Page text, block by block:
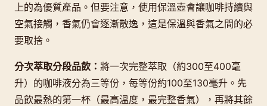
上的為優質產品。但要注意，使用保溫壺會讓咖啡持續與
空氣接觸，香氣仍會逐漸散逸，這是保溫與香氣之間的必
要取捨。
分次萃取分段品飲： 將一次完整萃取（約300至400毫
升）的咖啡液分為三等份，每等份約100至130毫升。先
品飲最熱的第一杯（最高溫度，最完整香氣），再將其餘